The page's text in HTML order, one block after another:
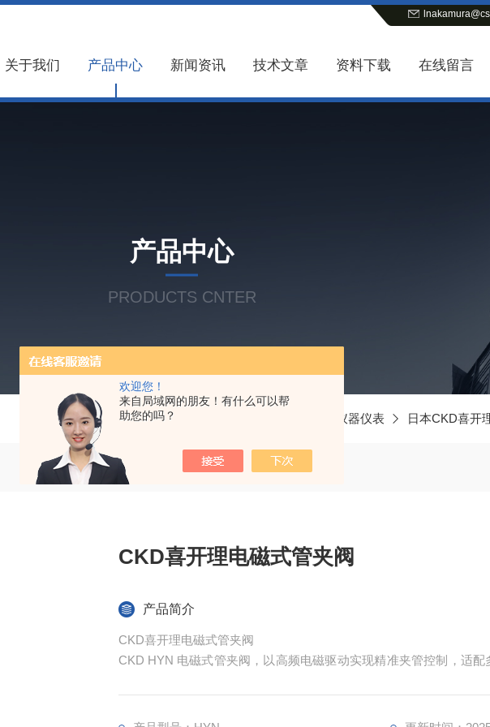
欢迎您！
来自局域网的朋友！有什么可以帮
助您的吗？
关于我们 产品中心 新闻资讯 技术文章 资料下载 在线留言
产品中心
PRODUCTS CNTER
当前位置： 仪器仪表 日本CKD喜开
CKD喜开理电磁式管夹阀
产品简介
CKD喜开理电磁式管夹阀
CKD HYN 电磁式管夹阀，以高频电磁驱动实现精准夹管控制，适